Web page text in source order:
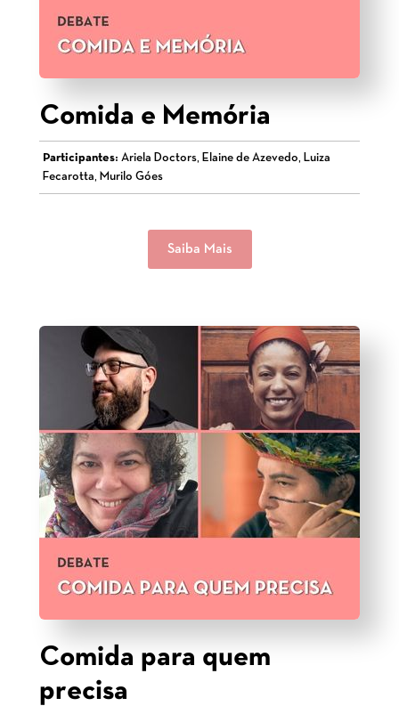
Comida e Memória
Participantes: Ariela Doctors, Elaine de Azevedo, Luiza
Fecarotta, Murilo Góes
Saiba Mais
Comida para quem
precisa